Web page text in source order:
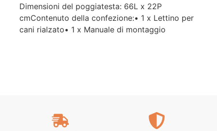
Dimensioni del poggiatesta: 66L x 22P
cmContenuto della confezione:• 1 x Lettino per
cani rialzato• 1 x Manuale di montaggio